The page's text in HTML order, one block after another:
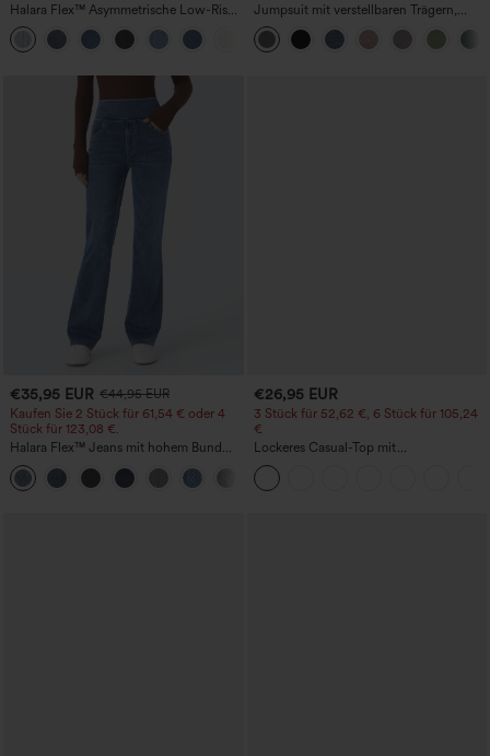
Halara Flex™ Asymmetrische Low-Rise-
Jeans mit Reißverschlusstaschen,
Baggy-Stil, weitem Bein, gewaschen,
lässig
+5
Jumpsuit mit verstellbaren Trägern,
gerafftem Detail, weitem Bein und
meliertem Stoff, lässig, mit Taschen -
Easy Peezy
€35,95 EUR €44,95 EUR
Kaufen Sie 2 Stück für 61,54 € oder 4
Stück für 123,08 €.
Halara Flex™ Jeans mit hohem Bund
und Taschen, gewaschener, lässiger
Bootcut
€26,95 EUR
3 Stück für 52,62 €, 6 Stück für 105,24
€
Lockeres Casual-Top mit
Rundhalsausschnitt und
Fledermausärmeln